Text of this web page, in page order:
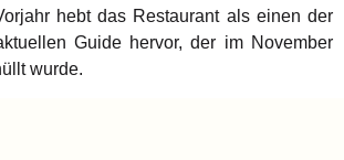
hebt das Restaurant als einen der
Guide hervor, der im November
wurde.